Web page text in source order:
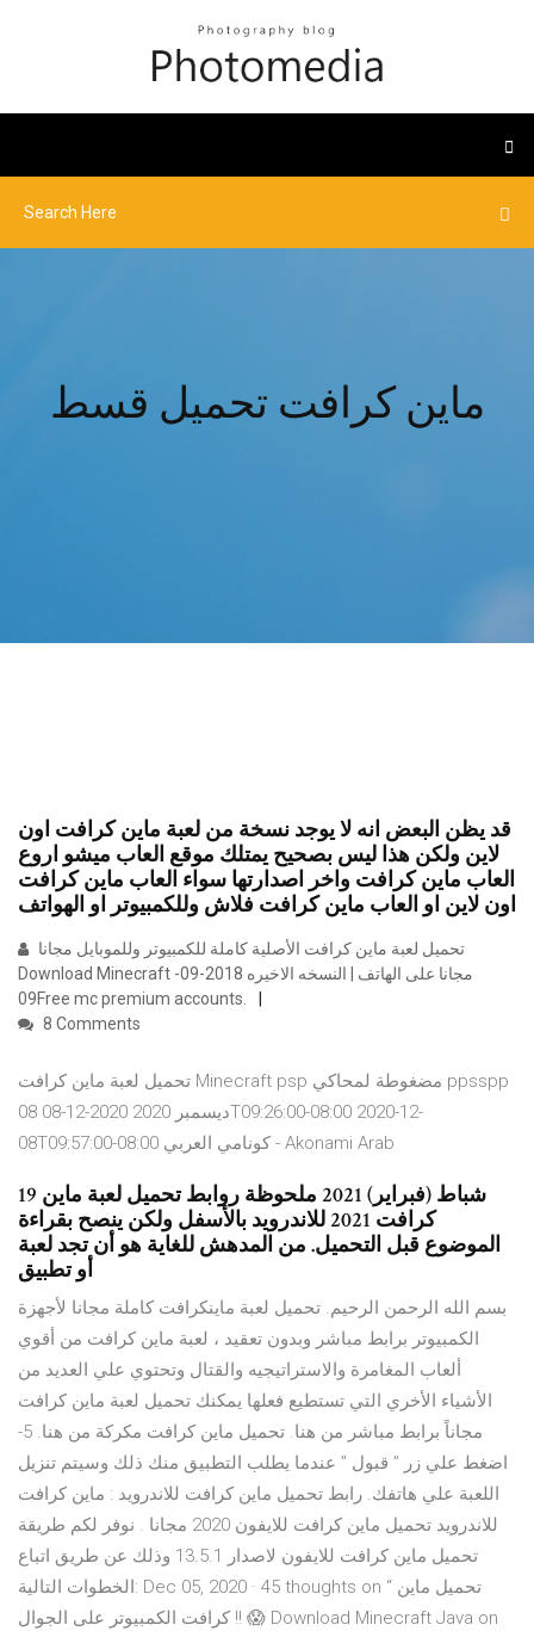
ماين كرافت تحميل قسط
قد يظن البعض انه لا يوجد نسخة من لعبة ماين كرافت اون
لاين ولكن هذا ليس بصحيح يمتلك موقع العاب ميشو اروع
العاب ماين كرافت واخر اصدارتها سواء العاب ماين كرافت
اون لاين او العاب ماين كرافت فلاش وللكمبيوتر او الهواتف
Download Minecraft مجانا على الهاتف | النسخه الاخيره 2018-09-
09Free mc premium accounts.
8 Comments
تحميل لعبة ماين كرافت Minecraft psp مضغوطة لمحاكي ppsspp
08 ديسمبر 2020 2020-12-08T09:26:00-08:00 2020-12-
08T09:57:00-08:00 كونامي العربي - Akonami Arab
19 شباط (فبراير) 2021 ملحوظة روابط تحميل لعبة ماين
كرافت 2021 للاندرويد بالأسفل ولكن ينصح بقراءة
الموضوع قبل التحميل. من المدهش للغاية هو أن تجد لعبة
بسم الله الرحمن الرحيم. تحميل لعبة ماينكرافت كاملة مجانا لأجهزة
الكمبيوتر برابط مباشر وبدون تعقيد ، لعبة ماين كرافت من أقوي
ألعاب المغامرة والاستراتيجيه والقتال وتحتوي علي العديد من
الأشياء الأخري التي تستطيع فعلها يمكنك تحميل لعبة ماين كرافت
مجاناً برابط مباشر من هنا. تحميل ماين كرافت مكركة من هنا. 5-
اضغط علي زر ” قبول ” عندما يطلب التطبيق منك ذلك وسيتم تنزيل
اللعبة علي هاتفك. رابط تحميل ماين كرافت للاندرويد : ماين كرافت
للاندرويد تحميل ماين كرافت للايفون 2020 مجانا . نوفر لكم طريقة
تحميل ماين كرافت للايفون لاصدار 13.5.1 وذلك عن طريق اتباع
الخطوات التالية: Dec 05, 2020 · 45 thoughts on “ تحميل ماين
كرافت الكمبيوتر على الجوال !! 😱 Download Minecraft Java on